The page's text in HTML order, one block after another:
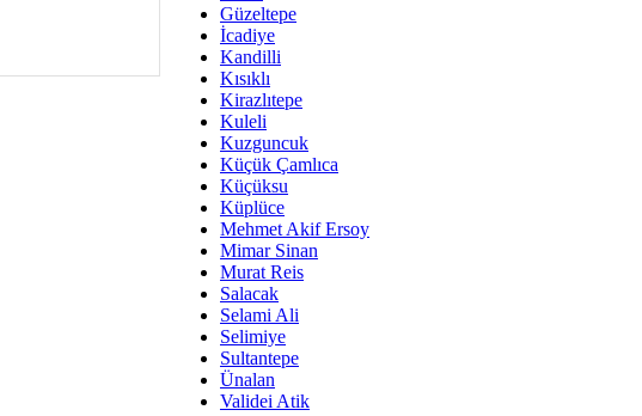
Güzeltepe
İcadiye
Kandilli
Kısıklı
Kirazlıtepe
Kuleli
Kuzguncuk
Küçük Çamlıca
Küçüksu
Küplüce
Mehmet Akif Ersoy
Mimar Sinan
Murat Reis
Salacak
Selami Ali
Selimiye
Sultantepe
Ünalan
Validei Atik